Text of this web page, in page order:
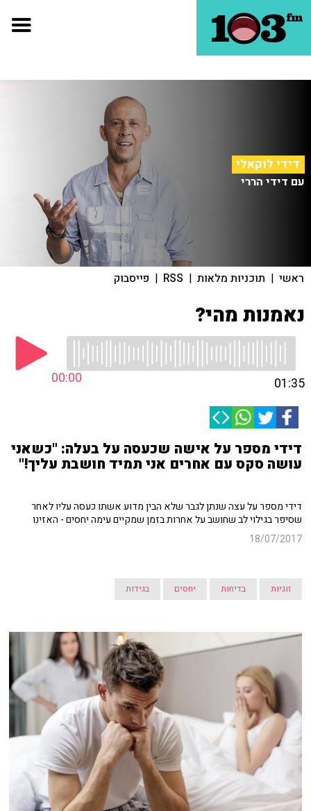
דידי לוקאלי
עם דידי הררי
ראשי | תוכניות מלאות |
RSS
| פייסבוק
נאמנות מהי?
00:00 01:35
דידי מספר על אישה שכעסה על בעלה: "כשאני
עושה סקס עם אחרים אני תמיד חושבת עליך!"
דידי מספר על עצה שנתן לגבר שלא הבין מדוע אשתו כעסה עליו לאחר
שסיפר בגילוי לב שחושב על אחרות בזמן שמקיים עימה יחסים - האזינו
18/07/2017
זוגיות בדיחות יחסים בגידות